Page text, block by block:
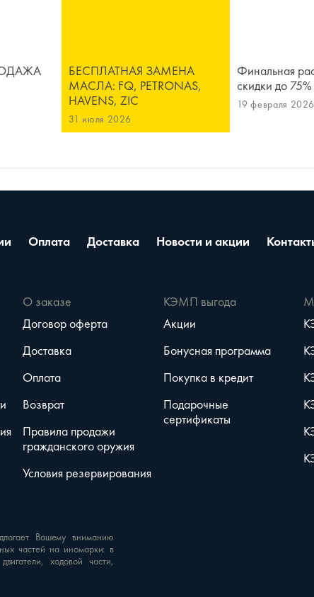
БЕСПЛАТНАЯ ЗАМЕНА
МАСЛА: FQ, PETRONAS,
HAVENS, ZIC
31 июля 2026
Финальная
скидки до 75%
19 февраля 2026
Оплата Доставка Новости и акции
О заказе
Договор оферта
Доставка
Оплата
Возврат
Правила продажи
гражданского оружия
Условия резервирования
КЭМП выгода
Акции
Бонусная программа
Покупка в кредит
Подарочные
сертификаты
Вашему вниманию
частей на иномарки: в
ходовой части,